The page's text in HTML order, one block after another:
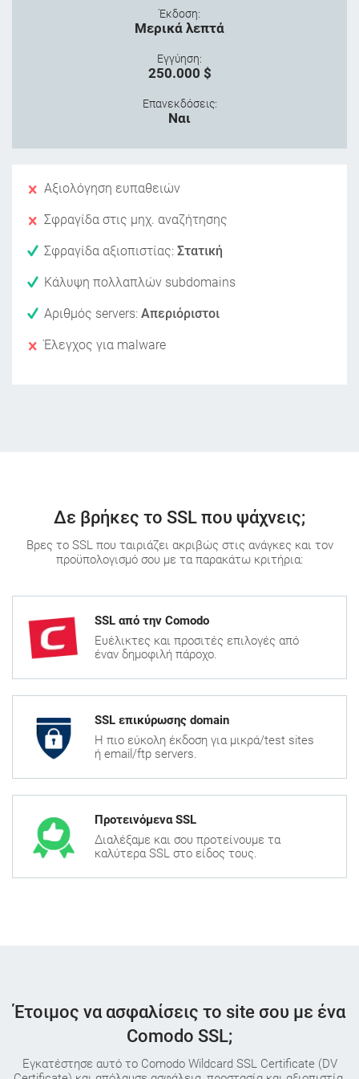
Έκδοση:
Μερικά λεπτά
Εγγύηση:
250.000 $
Επανεκδόσεις:
Ναι
Αξιολόγηση ευπαθειών
Σφραγίδα στις μηχ. αναζήτησης
Σφραγίδα αξιοπιστίας: Στατική
Κάλυψη πολλαπλών subdomains
Αριθμός servers: Απεριόριστοι
Έλεγχος για malware
Δε βρήκες το SSL που ψάχνεις;
Βρες το SSL που ταιριάζει ακριβώς στις ανάγκες και τον
προϋπολογισμό σου με τα παρακάτω κριτήρια:
SSL από την Comodo
Ευέλικτες και προσιτές επιλογές από
έναν δημοφιλή πάροχο.
SSL επικύρωσης domain
H πιο εύκολη έκδοση για μικρά/test sites
ή email/ftp servers.
Προτεινόμενα SSL
Διαλέξαμε και σου προτείνουμε τα
καλύτερα SSL στο είδος τους.
Έτοιμος να ασφαλίσεις το site σου με ένα
Comodo SSL;
Εγκατέστησε αυτό το Comodo Wildcard SSL Certificate (DV